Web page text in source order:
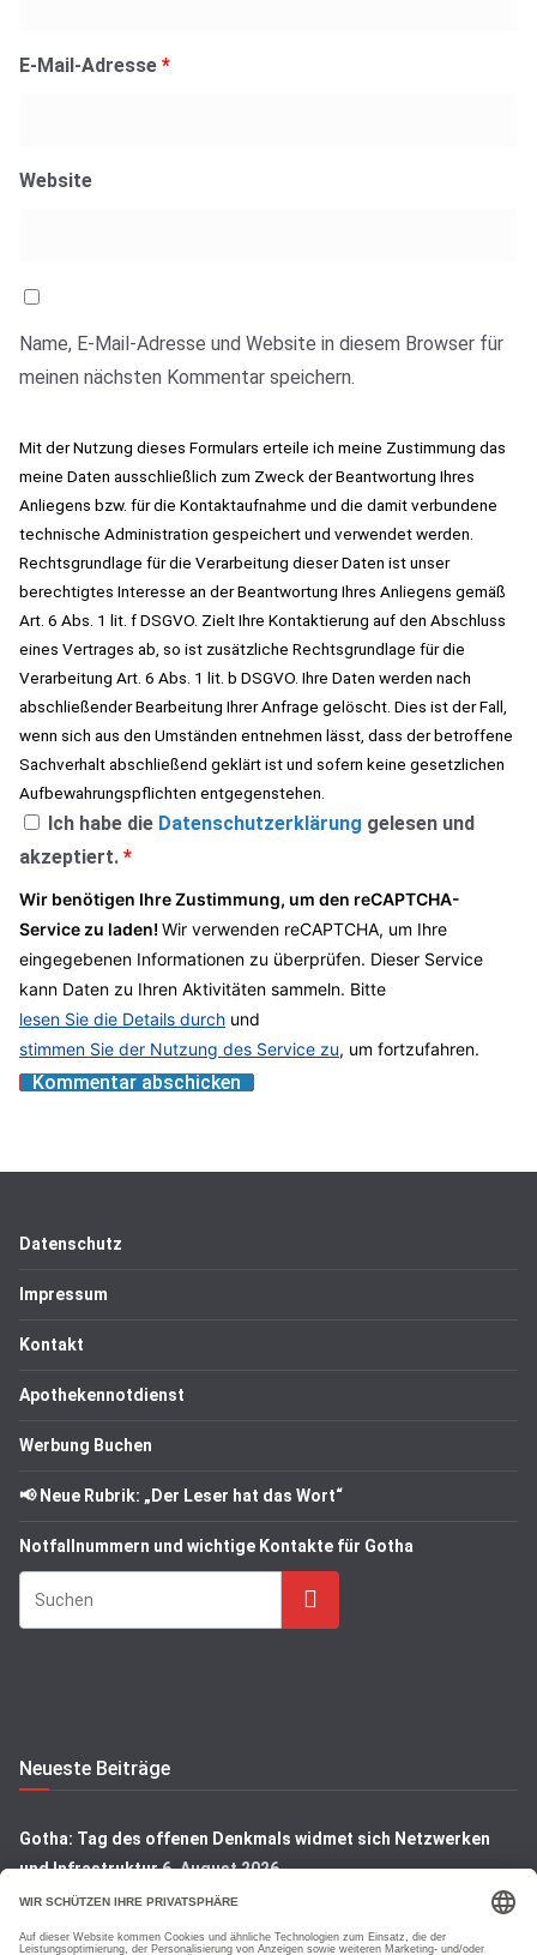
E-Mail-Adresse *
Website
Name, E-Mail-Adresse und Website in diesem Browser für
meinen nächsten Kommentar speichern.
Mit der Nutzung dieses Formulars erteile ich meine Zustimmung das
meine Daten ausschließlich zum Zweck der Beantwortung Ihres
Anliegens bzw. für die Kontaktaufnahme und die damit verbundene
technische Administration gespeichert und verwendet werden.
Rechtsgrundlage für die Verarbeitung dieser Daten ist unser
berechtigtes Interesse an der Beantwortung Ihres Anliegens gemäß
Art. 6 Abs. 1 lit. f DSGVO. Zielt Ihre Kontaktierung auf den Abschluss
eines Vertrages ab, so ist zusätzliche Rechtsgrundlage für die
Verarbeitung Art. 6 Abs. 1 lit. b DSGVO. Ihre Daten werden nach
abschließender Bearbeitung Ihrer Anfrage gelöscht. Dies ist der Fall,
wenn sich aus den Umständen entnehmen lässt, dass der betroffene
Sachverhalt abschließend geklärt ist und sofern keine gesetzlichen
Aufbewahrungspflichten entgegenstehen.
Ich habe die Datenschutzerklärung gelesen und
akzeptiert. *
Wir benötigen Ihre Zustimmung, um den reCAPTCHA-
Service zu laden!Wir verwenden reCAPTCHA, um Ihre
eingegebenen Informationen zu überprüfen. Dieser Service
kann Daten zu Ihren Aktivitäten sammeln. Bitte
lesen Sie die Details durch und
stimmen Sie der Nutzung des Service zu, um fortzufahren.
Datenschutz
Impressum
Kontakt
Apothekennotdienst
Werbung Buchen
📢 Neue Rubrik: „Der Leser hat das Wort“
Notfallnummern und wichtige Kontakte für Gotha
Suchen
Neueste Beiträge
Gotha: Tag des offenen Denkmals widmet sich Netzwerken
und Infrastruktur6. August 2026
gesichert6. August 2026